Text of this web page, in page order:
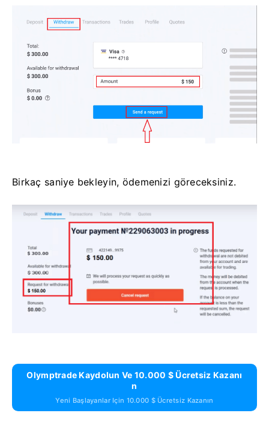
Birkaç saniye bekleyin, ödemenizi göreceksiniz.
Olymptrade Kaydolun Ve 10.000 $ Ücretsiz Kazanı
N
Yeni Başlayanlar Için 10.000 $ Ücretsiz Kazanın